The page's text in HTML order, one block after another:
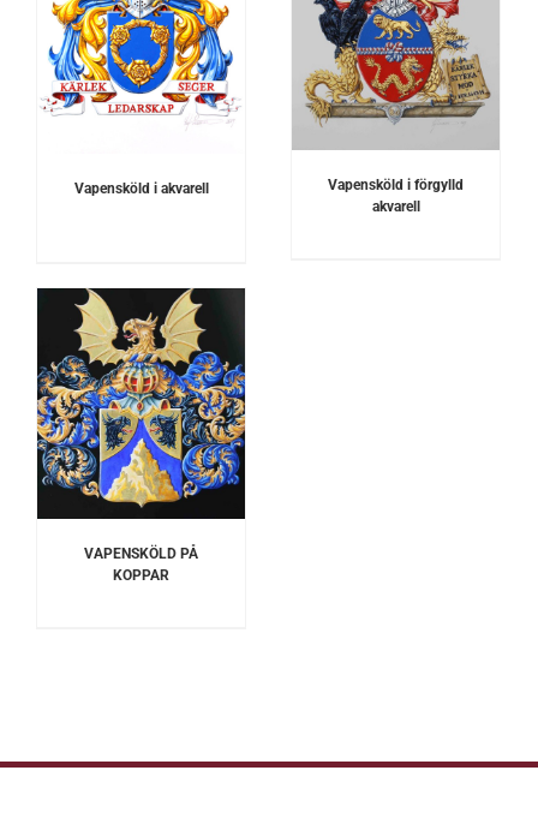
Vapensköld i akvarell
DETALJER
Vapensköld i förgylld
akvarell
VAPENSKÖLD PÅ
KOPPAR